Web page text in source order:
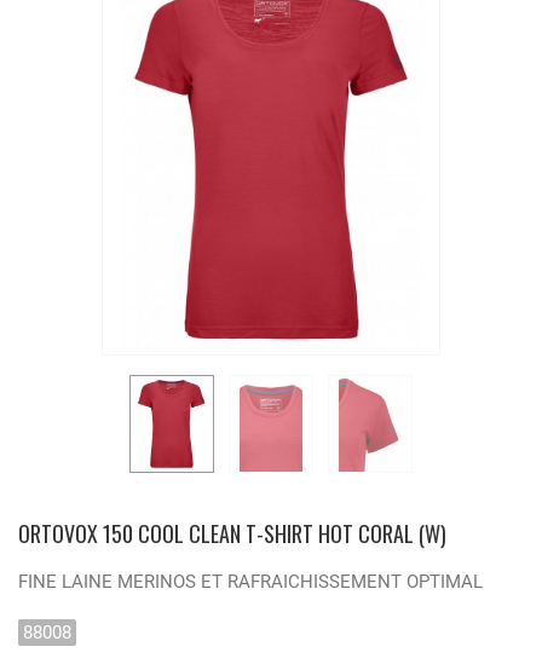
ORTOVOX 150 COOL CLEAN T-SHIRT HOT CORAL (W)
FINE LAINE MERINOS ET RAFRAICHISSEMENT OPTIMAL
88008